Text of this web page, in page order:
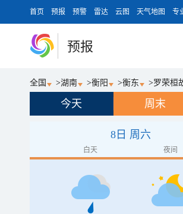
首页 预报 预警 雷达 云图 天气地图 专
预报
全国 >湖南 >衡阳 >衡东 >罗荣桓
今天 周末
8日 周六
白天 夜间